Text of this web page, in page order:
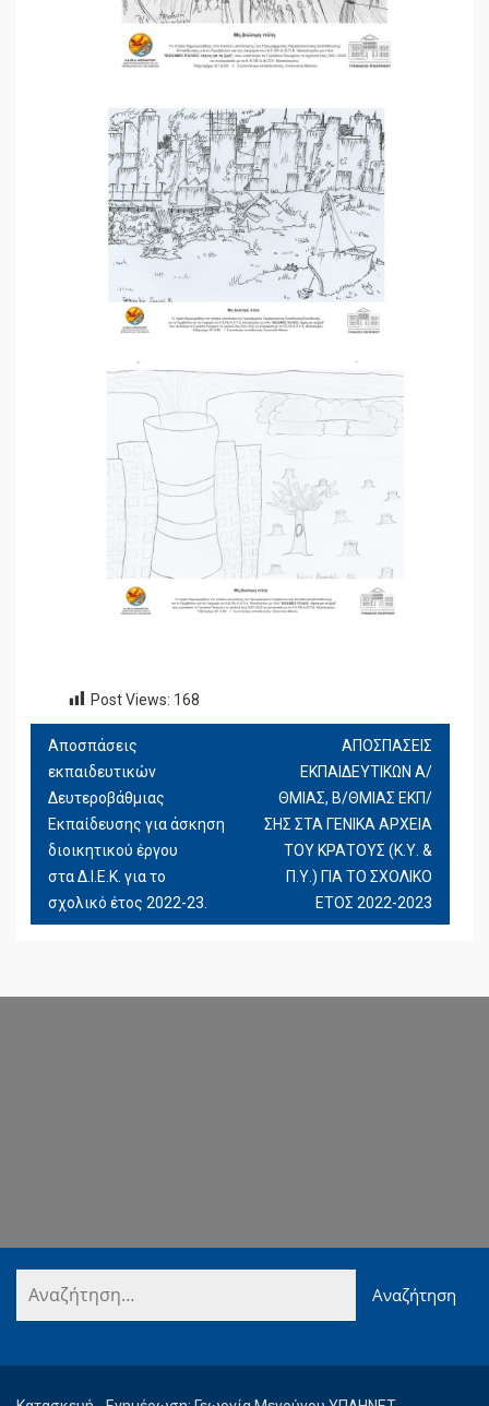
Post Views: 168
ΠΛΟΉΓΗΣΗ
ΆΡΘΡΩΝ
Αποσπάσεις
εκπαιδευτικών
Δευτεροβάθμιας
Εκπαίδευσης για άσκηση
διοικητικού έργου
στα Δ.Ι.Ε.Κ. για το
σχολικό έτος 2022-23.
ΑΠΟΣΠΑΣΕΙΣ
ΕΚΠΑΙΔΕΥΤΙΚΩΝ Α/
ΘΜΙΑΣ, Β/ΘΜΙΑΣ ΕΚΠ/
ΣΗΣ ΣΤΑ ΓΕΝΙΚΑ ΑΡΧΕΙΑ
ΤΟΥ ΚΡΑΤΟΥΣ (Κ.Υ. &
Π.Υ.) ΓΙΑ ΤΟ ΣΧΟΛΙΚΟ
ΕΤΟΣ 2022-2023